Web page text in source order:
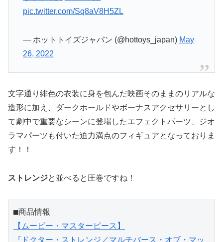
pic.twitter.com/Sq8aV8H5ZL
— ホットトイズジャパン (@hottoys_japan) May
26, 2022
文字通り緋色の衣装に身を包んだ映画そのままのリアルな
造形に加え、ダークホールドやボーナスアクセサリーとし
て劇中で重要なシーンに登場したエフェクトパーツ、ジオ
ラマパーツも付いた迫力満点のフィギュアとなっておりま
す！！
ストレンジと並べると圧巻ですね！
■商品情報
【ムービー・マスターピース】
『ドクター・ストレンジ／マルチバース・オブ・マッ